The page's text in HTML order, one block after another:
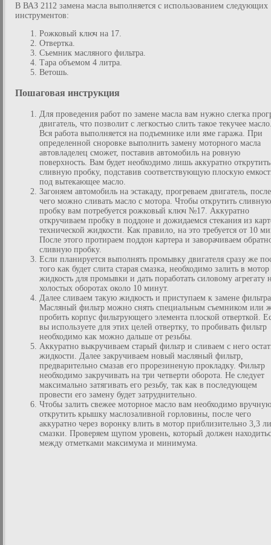
В ВАЗ 2112 замена масла выполняется с использованием следующих
инструментов:
Рожковый ключ на 17.
Отвертка.
Съемник масляного фильтра.
Тара объемом 4 литра.
Ветошь.
Пошаговая инструкция
Для проведения работ по замене масла вам нужно слегка
двигатель, что позволит с легкостью слить такое текучее
Вся работа выполняется на подъемнике или яме гаража. При
определенной сноровке выполнить замену моторного масла
автовладелец сможет, поставив автомобиль на ровную
поверхность. Вам будет необходимо лишь аккуратно открутить
сливную пробку, подставив соответствующую плоскую
под вытекающее масло.
Загоняем автомобиль на эстакаду, прогреваем двигатель, после
чего можно сливать масло с мотора. Чтобы открутить сливную
пробку вам потребуется рожковый ключ №17. Аккуратно
откручиваем пробку в поддоне и дожидаемся стекания из
технической жидкости. Как правило, на это требуется от 10
После этого протираем поддон картера и заворачиваем
сливную пробку.
Если планируется выполнять промывку двигателя сразу же
того как будет слита старая смазка, необходимо залить в мотор
жидкость для промывки и дать поработать силовому агрегату
холостых оборотах около 10 минут.
Далее сливаем такую жидкость и приступаем к замене
Масляный фильтр можно снять специальным съемником или
пробить корпус фильтрующего элемента плоской отверткой.
вы используете для этих целей отвертку, то пробивать фильтр
необходимо как можно дальше от резьбы.
Аккуратно выкручиваем старый фильтр и сливаем с него
жидкости. Далее закручиваем новый масляный фильтр,
предварительно смазав его прорезиненую прокладку. Фильтр
необходимо закручивать на три четверти оборота. Не следует
максимально затягивать его резьбу, так как в последующем
провести его замену будет затруднительно.
Чтобы залить свежее моторное масло вам необходимо вручную
открутить крышку маслозаливной горловины, после чего
аккуратно через воронку влить в мотор приблизительно 3,3
смазки. Проверяем щупом уровень, который должен
между отметками максимума и минимума.